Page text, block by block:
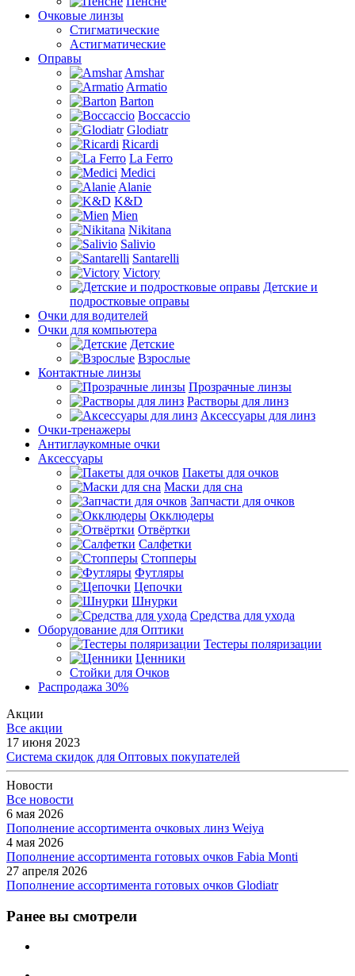
Очковые линзы
Стигматические
Астигматические
Оправы
Amshar
Armatio
Barton
Boccaccio
Glodiatr
Ricardi
La Ferro
Medici
Alanie
K&D
Mien
Nikitana
Salivio
Santarelli
Victory
Детские и
подростковые оправы
Очки для водителей
Очки для компьютера
Детские
Взрослые
Контактные линзы
Прозрачные линзы
Растворы для линз
Аксессуары для линз
Очки-тренажеры
Антиглаукомные очки
Аксессуары
Пакеты для очков
Маски для сна
Запчасти для очков
Окклюдеры
Отвёртки
Салфетки
Стопперы
Футляры
Цепочки
Шнурки
Средства для ухода
Оборудование для Оптики
Тестеры поляризации
Ценники
Стойки для Очков
Распродажа 30%
Акции
Все акции
17 июня 2023
Система скидок для Оптовых покупателей
Новости
Все новости
6 мая 2026
Пополнение ассортимента очковых линз Weiya
4 мая 2026
Пополнение ассортимента готовых очков Fabia Monti
27 апреля 2026
Пополнение ассортимента готовых очков Glodiatr
Ранее вы смотрели